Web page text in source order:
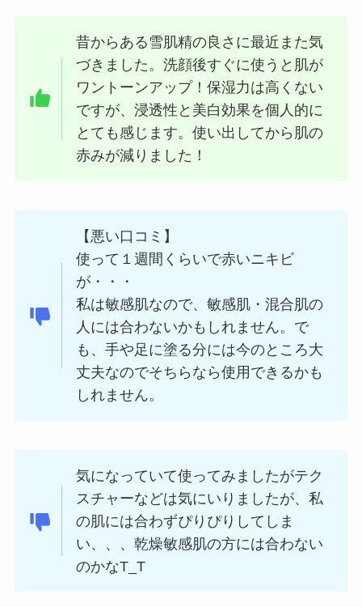
昔からある雪肌精の良さに最近また気
づきました。洗顔後すぐに使うと肌が
ワントーンアップ！保湿力は高くない
ですが、浸透性と美白効果を個人的に
とても感じます。使い出してから肌の
赤みが減りました！
【悪い口コミ】
使って１週間くらいで赤いニキビ
が・・・
私は敏感肌なので、敏感肌・混合肌の
人には合わないかもしれません。で
も、手や足に塗る分には今のところ大
丈夫なのでそちらなら使用できるかも
しれません。
気になっていて使ってみましたがテク
スチャーなどは気にいりましたが、私
の肌には合わずぴりぴりしてしま
い、、、乾燥敏感肌の方には合わない
のかなT_T